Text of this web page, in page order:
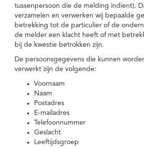
tussenpersoon die de melding indient).
verzamelen en verwerken wij bepaalde
betrekking tot de particulier of de
de melder een klacht heeft of met
bij de kwestie betrokken zijn.
De persoonsgegevens die kunnen
verwerkt zijn de volgende:
Voornaam
Naam
Postadres
E-mailadres
Telefoonnummer
Geslacht
Leeftijdsgroep